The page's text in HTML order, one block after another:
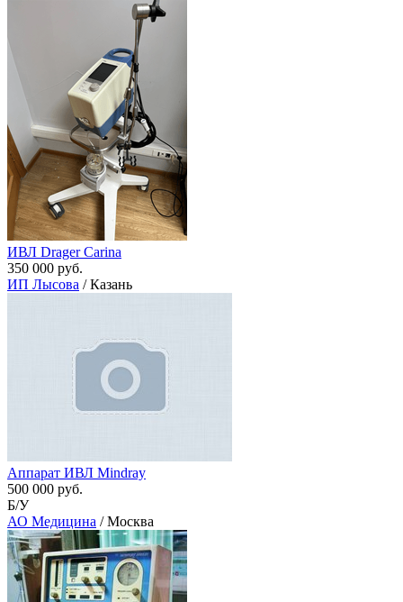
ИВЛ Drager Carina
350 000 руб.
ИП Лысова / Казань
Аппарат ИВЛ Mindray
500 000 руб.
Б/У
АО Медицина / Москва